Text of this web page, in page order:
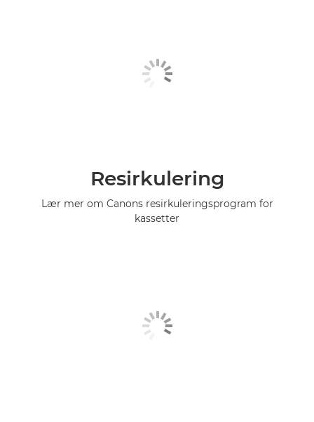
Resirkulering
Lær mer om Canons resirkuleringsprogram for
kassetter